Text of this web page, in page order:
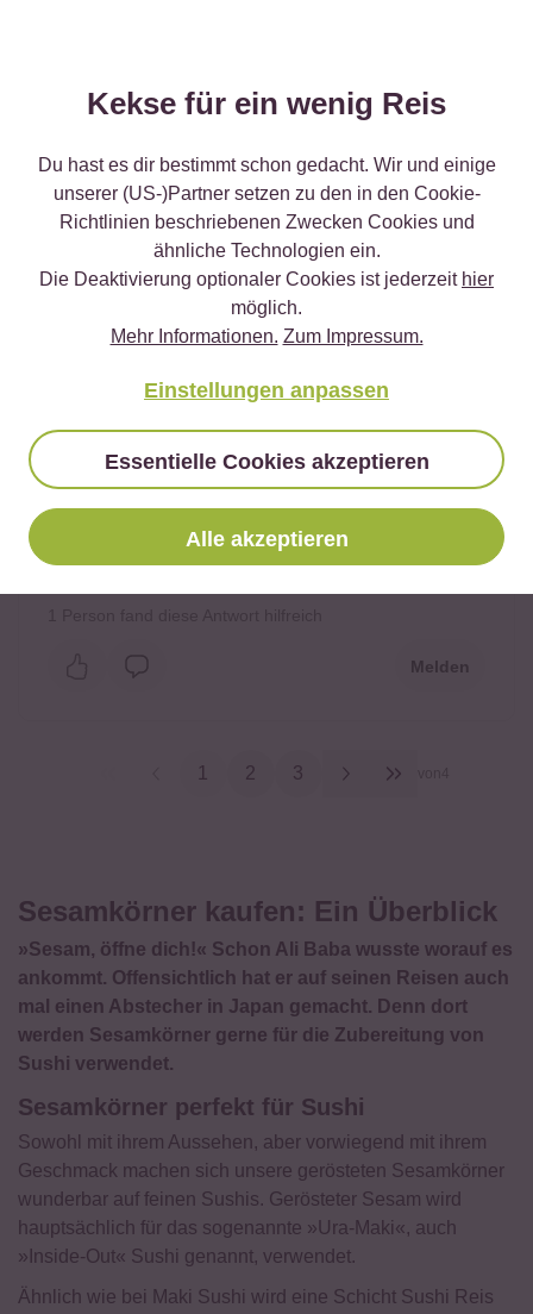
Sesam ist super Schwarz oder Weiß beides
hervorragend und zu alle dem auch noch Glutenfrei!
Person fand diese Antwort hilfreich
Melden
1 2 3
Sesamkörner kaufen: Ein Überblick
»Sesam, öffne dich!« Schon Ali Baba wusste worauf es
ankommt. Offensichtlich hat er auf seinen Reisen auch
mal einen Abstecher in Japan gemacht. Denn dort
werden Sesamkörner gerne für die Zubereitung von
Sushi verwendet.
Sesamkörner perfekt für Sushi
Sowohl mit ihrem Aussehen, aber vorwiegend mit ihrem
Geschmack machen sich unsere gerösteten Sesamkörner
wunderbar auf feinen Sushis. Gerösteter Sesam wird
hauptsächlich für das sogenannte »Ura-Maki«, auch
»Inside-Out« Sushi genannt, verwendet.
Ähnlich wie bei Maki Sushi wird eine Schicht Sushi Reis
Kekse für ein wenig Reis
Du hast es dir bestimmt schon gedacht. Wir und einige
unserer (US-)Partner setzen zu den in den Cookie-
Richtlinien beschriebenen Zwecken Cookies und
ähnliche Technologien ein.
Die Deaktivierung optionaler Cookies ist jederzeit hier
möglich.
Mehr Informationen. Zum Impressum.
Einstellungen anpassen
Essentielle Cookies akzeptieren
Alle akzeptieren